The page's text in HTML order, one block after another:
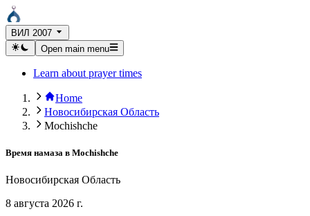
ВИЛ 2007
Open main menu
Learn about prayer times
Home
Новосибирская Область
Mochishche
Время намаза в Mochishche
Новосибирская Область
8 августа 2026 г.